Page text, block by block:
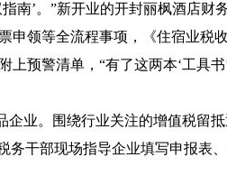
南’。”新开业的开封丽枫酒店财
申领等全流程事项，《住宿业税
预警清单，“有了这两本‘工具书
企业。围绕行业关注的增值税留
务干部现场指导企业填写申报表